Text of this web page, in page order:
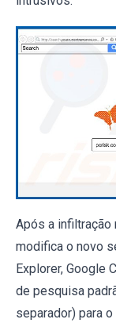
Após a infiltração
modifica o novo
Explorer, Google
de pesquisa
separador) para